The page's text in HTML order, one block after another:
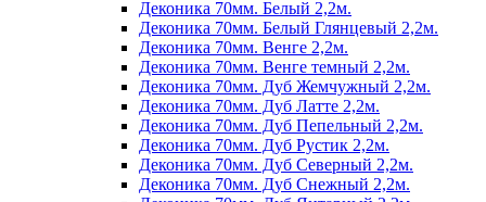
Деконика 70мм. Белый 2,2м.
Деконика 70мм. Белый Глянцевый 2,2м.
Деконика 70мм. Венге 2,2м.
Деконика 70мм. Венге темный 2,2м.
Деконика 70мм. Дуб Жемчужный 2,2м.
Деконика 70мм. Дуб Латте 2,2м.
Деконика 70мм. Дуб Пепельный 2,2м.
Деконика 70мм. Дуб Рустик 2,2м.
Деконика 70мм. Дуб Северный 2,2м.
Деконика 70мм. Дуб Снежный 2,2м.